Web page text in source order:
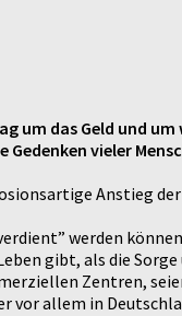
um das Geld und
vieler
Anstieg
werden
gibt, als die
Zentren,
vor allem in